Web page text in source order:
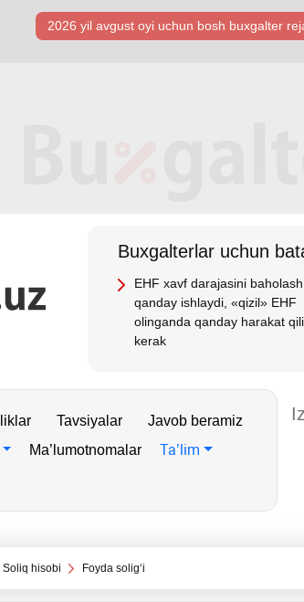
2026 yil avgust oyi uchun bosh buхgalter
Buхgalterlar uchun
EHF хavf darajasini
qanday ishlaydi, «qizil» EHF
olinganda qanday harakat
kerak
Tavsiyalar
Javob beramiz
Ma’lumotnomalar Ta’lim
Soliq hisobi Foyda soligʻi